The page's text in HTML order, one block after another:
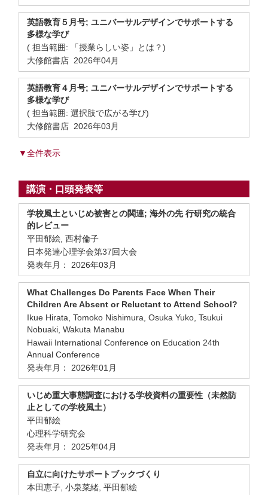
英語教育５月号; ユニバーサルデザインでサポートする
多様な学び
( 担当範囲: 「授業らしい姿」とは？)
大修館書店 2026年04月
英語教育４月号; ユニバーサルデザインでサポートする
多様な学び
( 担当範囲: 選択肢で広がる学び)
大修館書店 2026年03月
▼全件表示
講演・口頭発表等
学校風土といじめ被害との関連; 海外の先 行研究の統合
的レビュー
平田郁絵, 西村倫子
日本発達心理学会第37回大会
発表年月： 2026年03月
What Challenges Do Parents Face When Their
Children Are Absent or Reluctant to Attend School?
Ikue Hirata, Tomoko Nishimura, Osuka Yuko, Tsukui
Nobuaki, Wakuta Manabu
Hawaii International Conference on Education 24th
Annual Conference
発表年月： 2026年01月
いじめ重大事態調査における学校資料の重要性（未然防
止としての学校風土）
平田郁絵
心理科学研究会
発表年月： 2025年04月
自立に向けたサポートブックづくり
本田恵子, 小泉菜緒, 平田郁絵